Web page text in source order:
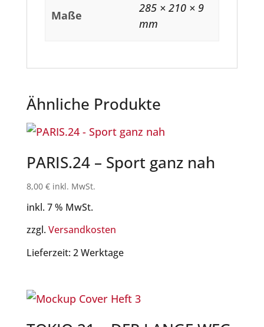
Maße
285 × 210 × 9
mm
Ähnliche Produkte
PARIS.24 – Sport ganz nah
8,00 € inkl. MwSt.
inkl. 7 % MwSt.
zzgl. Versandkosten
Lieferzeit: 2 Werktage